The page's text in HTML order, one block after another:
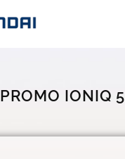
PROMO IONIQ 5